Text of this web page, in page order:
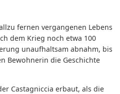
fernen vergangenen Lebens
dem Krieg noch etwa 100
unaufhaltsam abnahm, bis
Bewohnerin die Geschichte
Castagniccia erbaut, als die